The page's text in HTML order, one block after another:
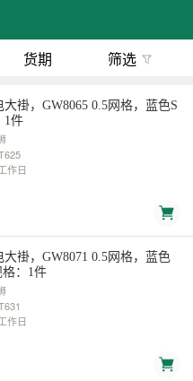
货期 筛选
褂，GW8065 0.5网格，蓝色S
1件
作日
褂，GW8071 0.5网格，蓝色
：1件
作日